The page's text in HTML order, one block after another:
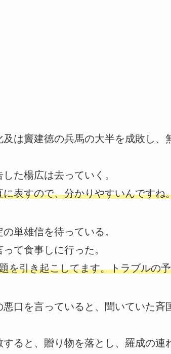
は竇建徳の兵馬の大半を成敗し、
た楊広は去っていく。
表すので、分かりやすいんですね
単雄信を待っている。
て食事しに行った。
を引き起こしてます。トラブルの
口を言っていると、聞いていた斉
ると、贈り物を落とし、羅成の連